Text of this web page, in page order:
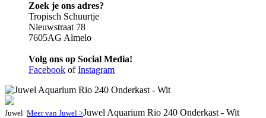
Zoek je ons adres?
Tropisch Schuurtje
Nieuwstraat 78
7605AG Almelo
Volg ons op Social Media!
Facebook ofInstagram
Juwel Meer van Juwel >Juwel Aquarium Rio 240 Onderkast - Wit